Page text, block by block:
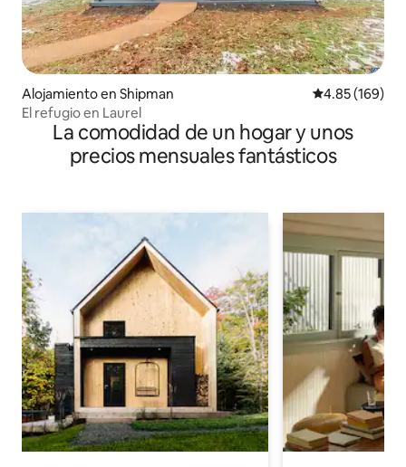
Alojamiento en Shipman Calificación
4.85 (169)
El refugio en Laurel
La comodidad de un hogar y unos
precios mensuales fantásticos